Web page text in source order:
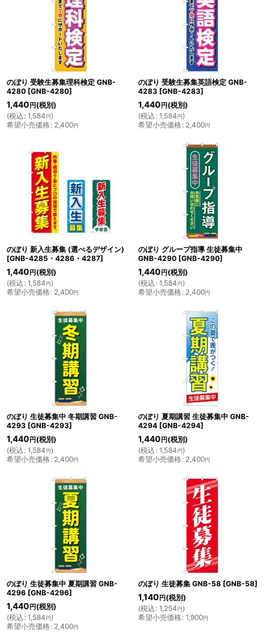
のぼり 受験生募集理科検定 GNB-
4280 [GNB-4280]
1,440 円 (税別)
(税込 : 1,584円)
希望小売価格: 2,400円
のぼり 受験生募集英語検定 GNB-
4283 [GNB-4283]
1,440 円 (税別)
(税込 : 1,584円)
希望小売価格: 2,400円
のぼり 新入生募集 (選べるデザイン)
[GNB-4285・4286・4287]
1,440 円 (税別)
(税込 : 1,584円)
希望小売価格: 2,400円
のぼり グループ指導 生徒募集中
GNB-4290 [GNB-4290]
1,440 円 (税別)
(税込 : 1,584円)
希望小売価格: 2,400円
のぼり 生徒募集中 冬期講習 GNB-
4293 [GNB-4293]
1,440 円 (税別)
(税込 : 1,584円)
希望小売価格: 2,400円
のぼり 夏期講習 生徒募集中 GNB-
4294 [GNB-4294]
1,440 円 (税別)
(税込 : 1,584円)
希望小売価格: 2,400円
のぼり 生徒募集中 夏期講習 GNB-
4296 [GNB-4296]
1,440 円 (税別)
(税込 : 1,584円)
希望小売価格: 2,400円
のぼり 生徒募集 GNB-58 [GNB-58]
1,140 円 (税別)
(税込 : 1,254円)
希望小売価格: 1,900円